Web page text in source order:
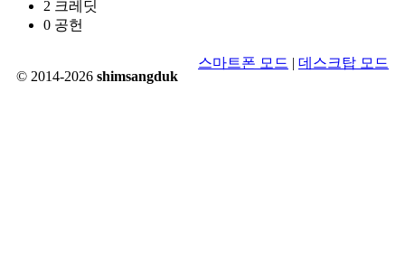
2 크레딧
0 공헌
© 2014-2026 shimsangduk
스마트폰 모드 | 데스크탑 모드